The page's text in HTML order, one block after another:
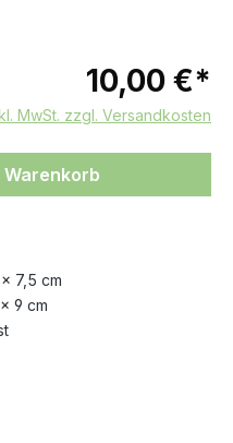
10,00 €*
MwSt. zzgl. Versandkosten
Wert
Warenkorb
7,5 cm
9 cm